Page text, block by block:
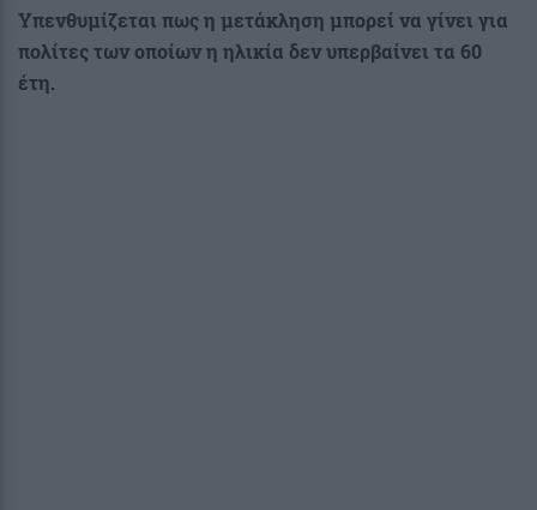
Υπενθυμίζεται πως η μετάκληση μπορεί να γίνει για
πολίτες των οποίων η ηλικία δεν υπερβαίνει τα 60
έτη.